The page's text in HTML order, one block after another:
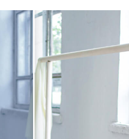
ภาพงาน
โมเดลเสื้อผ้าที่สร้างโดย AI
สินค้า บริการรีทัชเครื่องประดับ
งไว้ล่วง
อที่ดีที่สุด
ถือ
โอเวอร์เลย์ Photoshop
Photoshop Textures
Ps Actions คอลเลกชัน
ทั้งหมด
Ps ซ้อนทับคอลเลกชัน
ทั้งหมด